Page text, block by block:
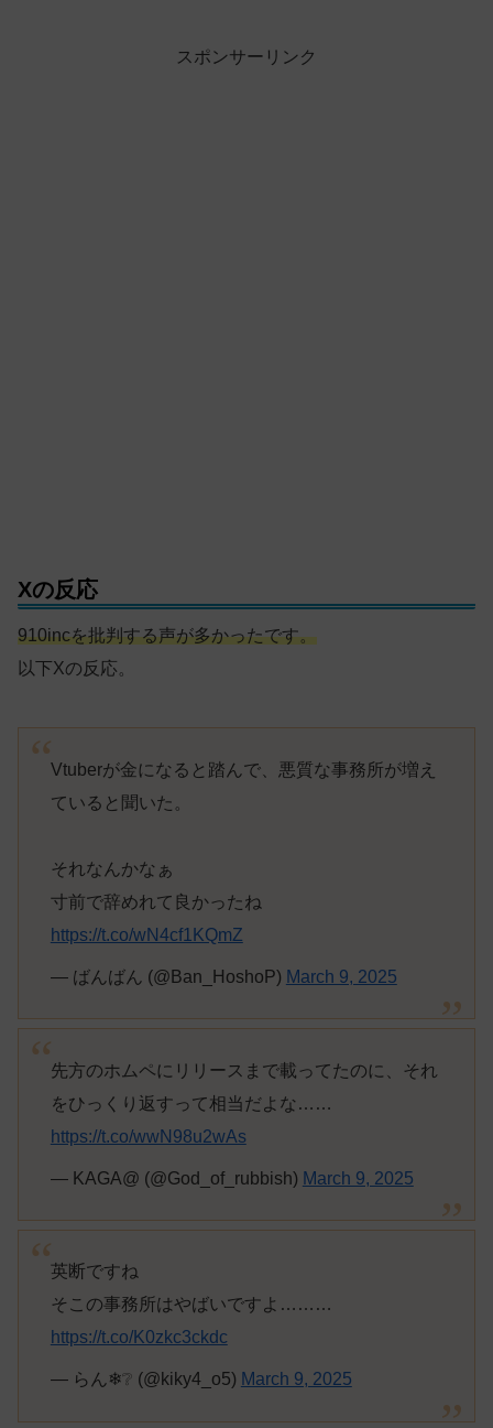
スポンサーリンク
Xの反応
910incを批判する声が多かったです。
以下Xの反応。
Vtuberが金になると踏んで、悪質な事務所が増え
ていると聞いた。
それなんかなぁ
寸前で辞めれて良かったね
https://t.co/wN4cf1KQmZ
— ばんばん (@Ban_HoshoP) March 9, 2025
先方のホムペにリリースまで載ってたのに、それ
をひっくり返すって相当だよな……
https://t.co/wwN98u2wAs
— KAGA@ (@God_of_rubbish) March 9, 2025
英断ですね
そこの事務所はやばいですよ………
https://t.co/K0zkc3ckdc
— らん❄❔ (@kiky4_o5) March 9, 2025